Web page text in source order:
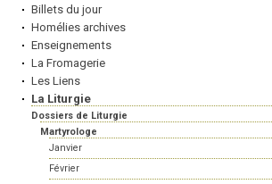
Billets du jour
Homélies archives
Enseignements
La Fromagerie
Les Liens
La Liturgie
Dossiers de Liturgie
Martyrologe
Janvier
Février